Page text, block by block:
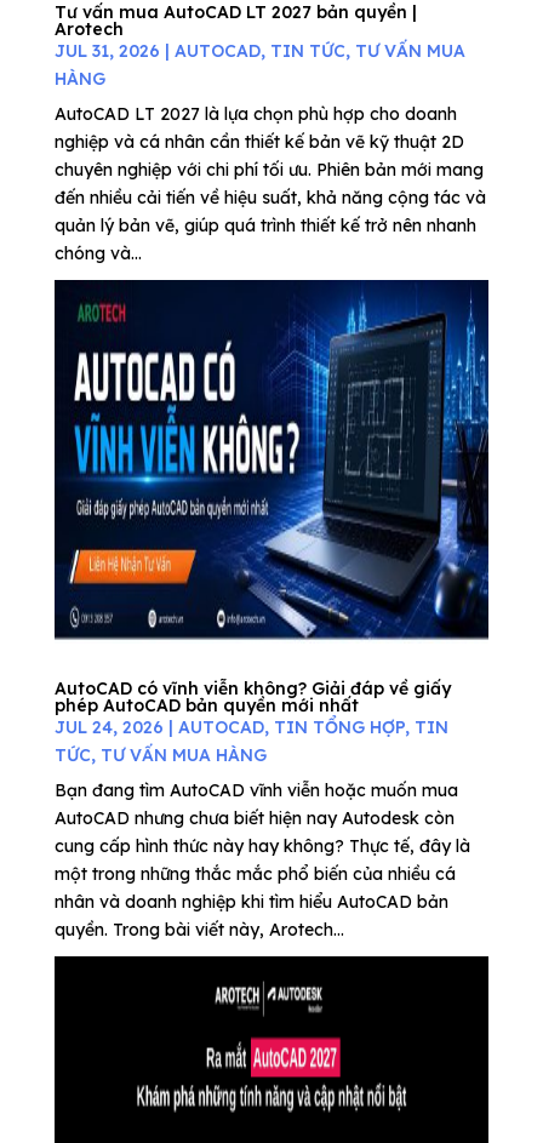
Tư vấn mua AutoCAD LT 2027 bản quyền |
Arotech
JUL 31, 2026 | AUTOCAD, TIN TỨC, TƯ VẤN MUA
HÀNG
AutoCAD LT 2027 là lựa chọn phù hợp cho doanh
nghiệp và cá nhân cần thiết kế bản vẽ kỹ thuật 2D
chuyên nghiệp với chi phí tối ưu. Phiên bản mới mang
đến nhiều cải tiến về hiệu suất, khả năng cộng tác và
quản lý bản vẽ, giúp quá trình thiết kế trở nên nhanh
chóng và...
AutoCAD có vĩnh viễn không? Giải đáp về giấy
phép AutoCAD bản quyền mới nhất
JUL 24, 2026 | AUTOCAD, TIN TỔNG HỢP, TIN
TỨC, TƯ VẤN MUA HÀNG
Bạn đang tìm AutoCAD vĩnh viễn hoặc muốn mua
AutoCAD nhưng chưa biết hiện nay Autodesk còn
cung cấp hình thức này hay không? Thực tế, đây là
một trong những thắc mắc phổ biến của nhiều cá
nhân và doanh nghiệp khi tìm hiểu AutoCAD bản
quyền. Trong bài viết này, Arotech...